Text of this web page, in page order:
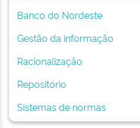
Banco do Nordeste
Gestão da informação
Racionalização
Repositório
Sistemas de normas